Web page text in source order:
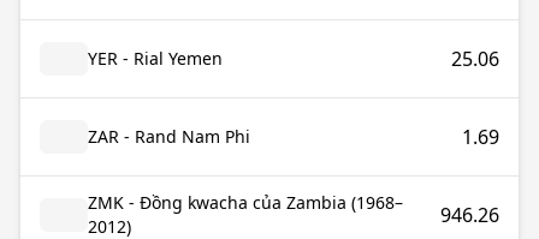
YER - Rial Yemen 25.06
ZAR - Rand Nam Phi 1.69
ZMK - Đồng kwacha của Zambia (1968–
2012)
946.26